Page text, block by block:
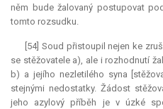
něm bude žalovaný postupovat
tomto rozsudku.
[54] Soud přistoupil nejen ke
se stěžovatele a), ale i rozhodnutí
b) a jejího nezletilého syna
stejnými nedostatky. Žádost
jeho azylový příběh je v úzké